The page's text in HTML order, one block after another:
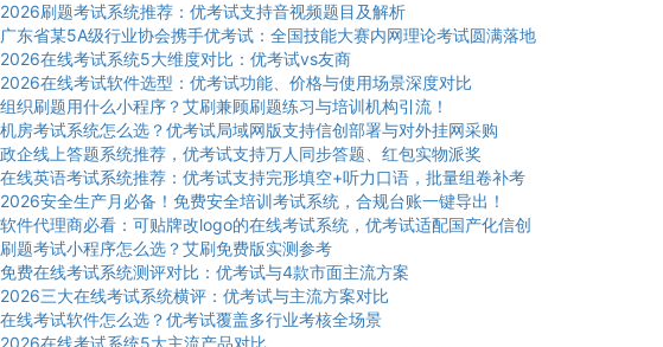
2026刷题考试系统推荐：优考试支持音视频题目及解析
广东省某5A级行业协会携手优考试：全国技能大赛内网理论考试圆满落地
2026在线考试系统5大维度对比：优考试vs友商
2026在线考试软件选型：优考试功能、价格与使用场景深度对比
组织刷题用什么小程序？艾刷兼顾刷题练习与培训机构引流！
机房考试系统怎么选？优考试局域网版支持信创部署与对外挂网采购
政企线上答题系统推荐，优考试支持万人同步答题、红包实物派奖
在线英语考试系统推荐：优考试支持完形填空+听力口语，批量组卷补考
2026安全生产月必备！免费安全培训考试系统，合规台账一键导出！
软件代理商必看：可贴牌改logo的在线考试系统，优考试适配国产化信创
刷题考试小程序怎么选？艾刷免费版实测参考
免费在线考试系统测评对比：优考试与4款市面主流方案
2026三大在线考试系统横评：优考试与主流方案对比
在线考试软件怎么选？优考试覆盖多行业考核全场景